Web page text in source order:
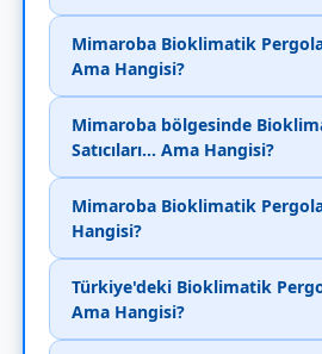
Mimaroba Bioklimatik
Ama Hangisi?
Mimaroba bölgesinde
Satıcıları... Ama Hangisi?
Mimaroba Bioklimatik
Hangisi?
Türkiye'deki Bioklimatik
Ama Hangisi?